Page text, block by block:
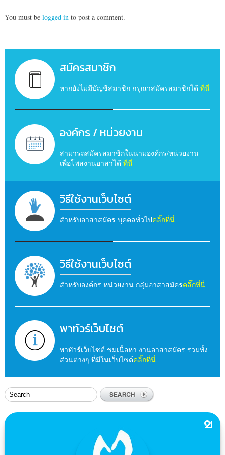
You must be logged in to post a comment.
สมัครสมาชิก
หากยังไม่มีบัญชีสมาชิก กรุณาสมัครสมาชิกได้ ที่นี่
องค์กร / หน่วยงาน
สามารถสมัครสมาชิกในนามองค์กร/หน่วยงาน
เพื่อโพสงานอาสาได้ ที่นี่
วิธีใช้งานเว็บไซต์
สำหรับอาสาสมัคร บุคคลทั่วไปคลิ๊กที่นี่
วิธีใช้งานเว็บไซต์
สำหรับองค์กร หน่วยงาน กลุ่มอาสาสมัครคลิ๊กที่นี่
พาทัวร์เว็บไซต์
พาทัวร์เว็บไซต์ ชมเนื้อหา งานอาสาสมัคร รวมทั้ง
ส่วนต่างๆ ที่มีในเว็บไซต์คลิ๊กที่นี่